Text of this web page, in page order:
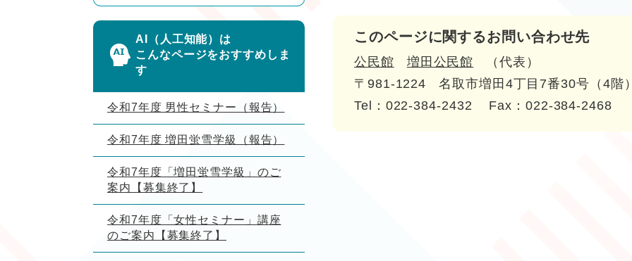
このページに関するお問い合わせ先
公民館 増田公民館
代表
〒981-1224
名取市増田4丁目7番30号（4階
Tel：022-384-2432
Fax：022-384-2468
AI（人工知能）は
こんなページをおすすめしま
す
令和7年度 男性セミナー（報告）
令和7年度 増田蛍雪学級（報告）
令和7年度「増田蛍雪学級」のご
案内【募集終了】
令和7年度「女性セミナー」講座
のご案内【募集終了】